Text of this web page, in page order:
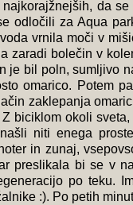
da se
odločili za Aqua
vrnila moči v
zaradi bolečin v
je bil poln, sumljivo
omarico. Potem
zaklepanja
biciklom okoli sveta,
niti enega
in zunaj,
preslikala bi se v
po teku.
:). Po petih